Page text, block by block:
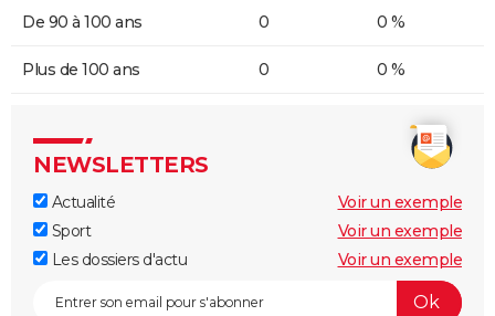
De 90 à 100 ans 0 0 %
Plus de 100 ans 0 0 %
NEWSLETTERS
Actualité
Voir un exemple
Sport
Voir un exemple
Les dossiers d'actu
Voir un exemple